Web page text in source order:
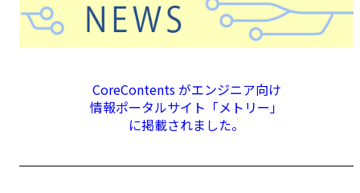
CoreContents がエンジニア向け
情報ポータルサイト「メトリー」
に掲載されました。